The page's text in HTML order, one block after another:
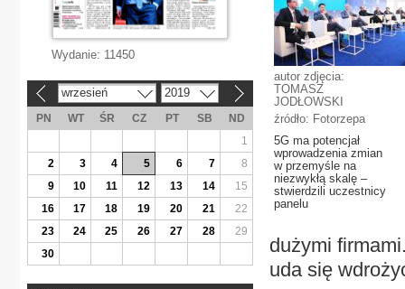
autor zdjęcia:
TOMASZ
JODŁOWSKI
źródło: Fotorzepa
5G ma potencjał
wprowadzenia zmian
w przemyśle na
niezwykłą skalę –
stwierdzili uczestnicy
panelu
dużymi
uda się
Wydanie: 11450
wrzesień 2019
PN WT ŚR CZ PT SB
ND
1
2
3 4 5 6 7
8
9
10 11 12 13 14
15
16
17 18 19 20 21
22
23
24 25 26 27 28
29
30